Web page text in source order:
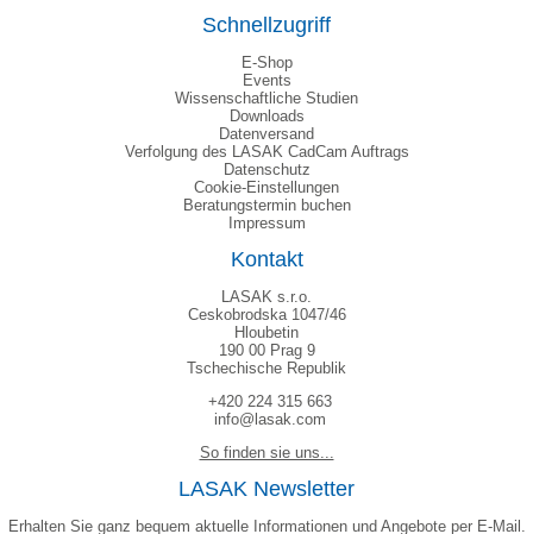
Kontakt
LASAK s.r.o.
Ceskobrodska 1047/46
Hloubetin
190 00 Prag 9
Tschechische Republik
+420 224 315 663
info@lasak.com
So finden sie uns...
Schnellzugriff
E-Shop
Events
Wissenschaftliche Studien
Downloads
Datenversand
Verfolgung des LASAK CadCam Auftrags
Datenschutz
Cookie-Einstellungen
Beratungstermin buchen
Impressum
LASAK Newsletter
Erhalten Sie ganz bequem aktuelle Informationen und Angebote per E-Mail.